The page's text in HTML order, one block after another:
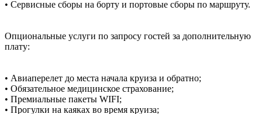
• Сервисные сборы на борту и портовые сборы по маршруту.
Опциональные услуги по запросу гостей за дополнительную
плату:
• Авиаперелет до места начала круиза и обратно;
• Обязательное медицинское страхование;
• Премиальные пакеты WIFI;
• Прогулки на каяках во время круиза;